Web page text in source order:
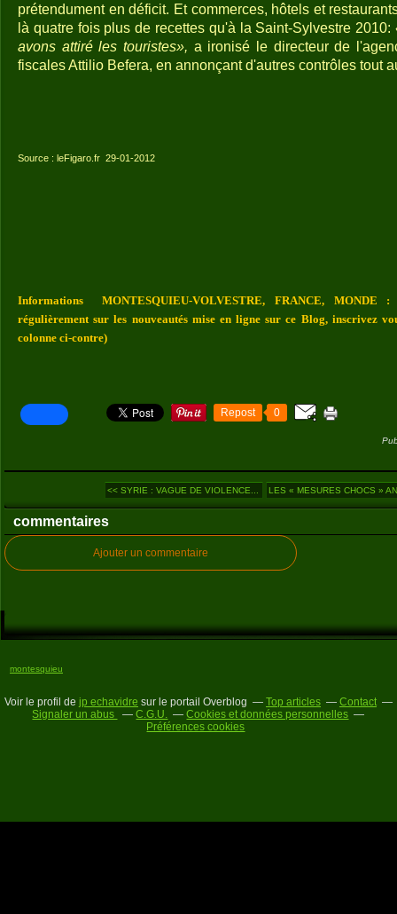
prétendument en déficit. Et commerces, hôtels et
là quatre fois plus de recettes qu'à la Saint-Sylvestre 2010:
avons attiré les touristes», a ironisé le directeur de
fiscales Attilio Befera, en annonçant d'autres contrôles tout
Source : leFigaro.fr 29-01-2012
Informations MONTESQUIEU-VOLVESTRE, FRANCE, MONDE
régulièrement sur les nouveautés mise en ligne sur ce Blog, inscrivez
colonne ci-contre)
Repost 0
<< SYRIE : VAGUE DE VIOLENCE... LES « MESURES CHOCS »
commentaires
Ajouter un commentaire
montesquieu
Voir le profil de jp echavidre sur le portail Overblog Top articles
Contact
Signaler un abus
C.G.U.
Cookies et données personnelles
Préférences cookies